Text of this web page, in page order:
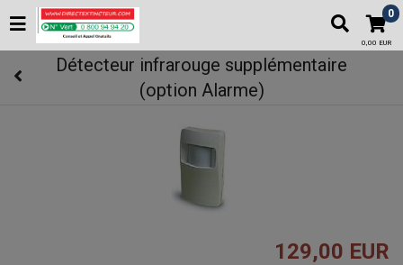
0
0,00 EUR
Détecteur infrarouge supplémentaire
(option Alarme)
129,00 EUR